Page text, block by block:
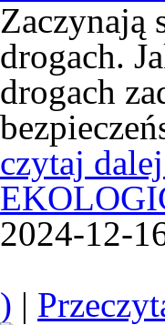
Zaczynają
drogach.
drogach
czytaj
2024-12-
) |